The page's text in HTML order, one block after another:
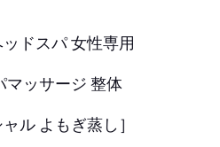
ッドスパ 女性専用
マッサージ 整体
ル よもぎ蒸し］